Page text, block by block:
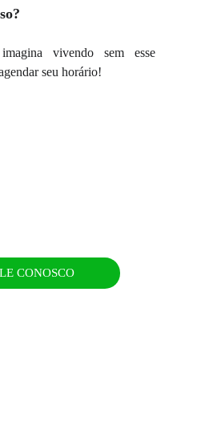
CONOSCO
vivendo sem esse
seu horário!